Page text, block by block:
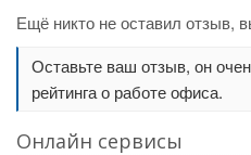
Ещё никто не оставил отзыв,
Оставьте ваш отзыв, он
рейтинга о работе офиса.
Онлайн сервисы